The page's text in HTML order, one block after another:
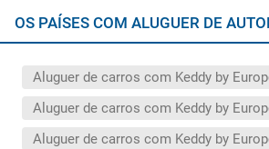
OS PAÍSES COM ALUGUER DE
Aluguer de carros com Keddy by
Aluguer de carros com Keddy by
Aluguer de carros com Keddy by